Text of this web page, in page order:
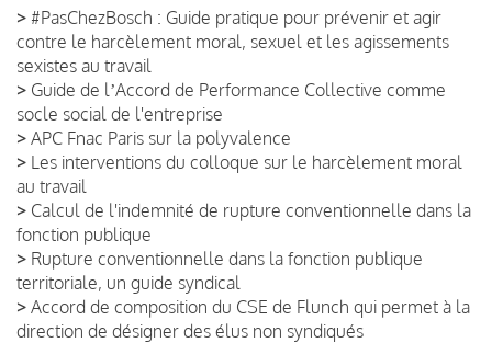
> #PasChezBosch : Guide pratique pour prévenir et agir
contre le harcèlement moral, sexuel et les agissements
sexistes au travail
> Guide de lʼAccord de Performance Collective comme
socle social de l'entreprise
> APC Fnac Paris sur la polyvalence
> Les interventions du colloque sur le harcèlement moral
au travail
> Calcul de l'indemnité de rupture conventionnelle dans la
fonction publique
> Rupture conventionnelle dans la fonction publique
territoriale, un guide syndical
> Accord de composition du CSE de Flunch qui permet à la
direction de désigner des élus non syndiqués